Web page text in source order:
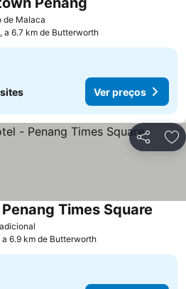
de Malaca
a 6.7 km de Butterworth
Ver preços
Partilhar
Times Square
6.9 km de Butterworth